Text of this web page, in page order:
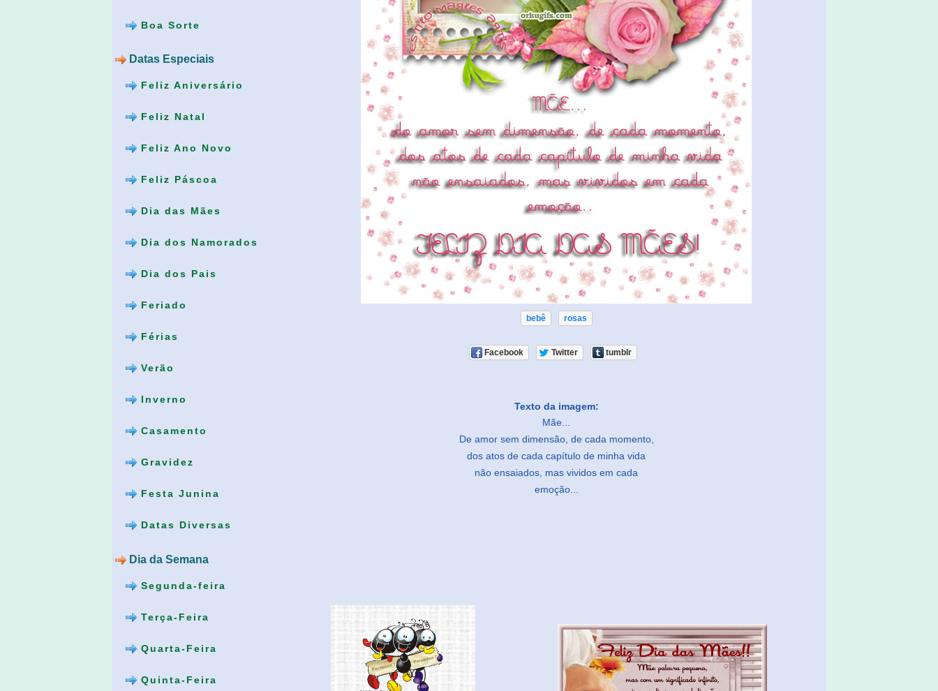
Boa Sorte
Datas Especiais
Feliz Aniversário
Feliz Natal
Feliz Ano Novo
Feliz Páscoa
Dia das Mães
Dia dos Namorados
Dia dos Pais
Feriado
Férias
Verão
Inverno
Casamento
Gravidez
Festa Junina
Datas Diversas
Dia da Semana
Segunda-feira
Terça-Feira
Quarta-Feira
Quinta-Feira
bebê rosas
Facebook Twitter tumblr
Texto da imagem:
Mãe...
De amor sem dimensão, de cada momento,
dos atos de cada capítulo de minha vida
não ensaiados, mas vividos em cada
emoção...